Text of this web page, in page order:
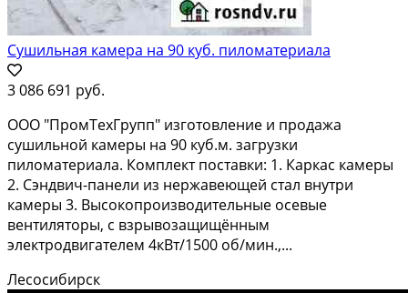
Сушильная камера на 90 куб. пиломатериала
3 086 691 руб.
ООО "ПромТехГрупп" изготовление и продажа
сушильной камеры на 90 куб.м. загрузки
пиломатериала. Комплект поставки: 1. Каркас камеры
2. Сэндвич-панели из нержавеющей стал внутри
камеры 3. Высокопроизводительные осевые
вентиляторы, с взрывозащищённым
электродвигателем 4кВт/1500 об/мин.,...
Лесосибирск